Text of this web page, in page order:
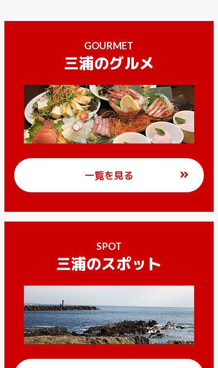
GOURMET
三浦のグルメ
一覧を見る
SPOT
三浦のスポット